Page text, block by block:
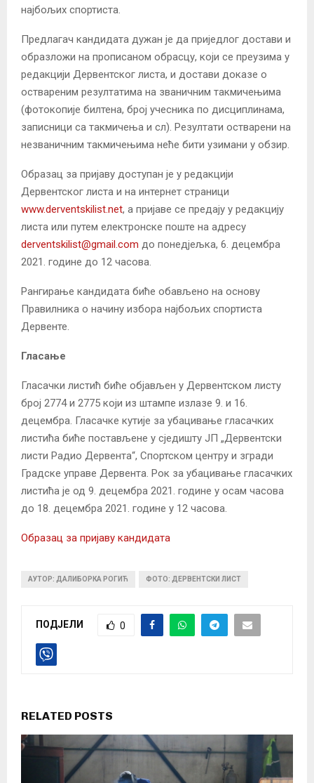
најбољих спортиста.
Предлагач кандидата дужан је да приједлог достави и
образложи на прописаном обрасцу, који се преузима у
редакцији Дервентског листа, и достави доказе о
оствареним резултатима на званичним такмичењима
(фотокопије билтена, број учесника по дисциплинама,
записници са такмичења и сл). Резултати остварени на
незваничним такмичењима неће бити узимани у обзир.
Образац за пријаву доступан је у редакцији
Дервентског листа и на интернет страници
www.derventskilist.net, а пријаве се предају у редакцију
листа или путем електронске поште на адресу
derventskilist@gmail.com до понедјељка, 6. децембра
2021. године до 12 часова.
Рангирање кандидата биће обављено на основу
Правилника о начину избора најбољих спортиста
Дервенте.
Гласање
Гласачки листић биће објављен у Дервентском листу
број 2774 и 2775 који из штампе излазе 9. и 16.
децембра. Гласачке кутије за убацивање гласачких
листића биће постављене у сједишту ЈП „Дервентски
листи Радио Дервента“, Спортском центру и згради
Градске управе Дервента. Рок за убацивање гласачких
листића је од 9. децембра 2021. године у осам часова
до 18. децембра 2021. године у 12 часова.
Образац за пријаву кандидата
АУТОР: ДАЛИБОРКА РОГИЋ ФОТО: ДЕРВЕНТСКИ ЛИСТ
ПОДЈЕЛИ 0
RELATED POSTS